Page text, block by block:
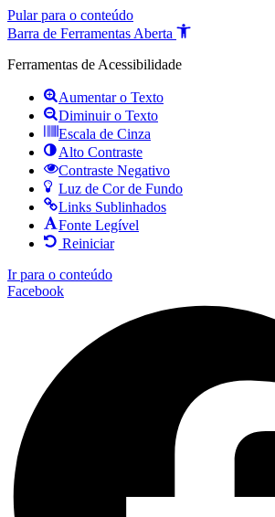
Pular para o conteúdo
Barra de Ferramentas Aberta
Ferramentas de Acessibilidade
Aumentar o Texto
Diminuir o Texto
Escala de Cinza
Alto Contraste
Contraste Negativo
Luz de Cor de Fundo
Links Sublinhados
Fonte Legível
Reiniciar
Ir para o conteúdo
Facebook